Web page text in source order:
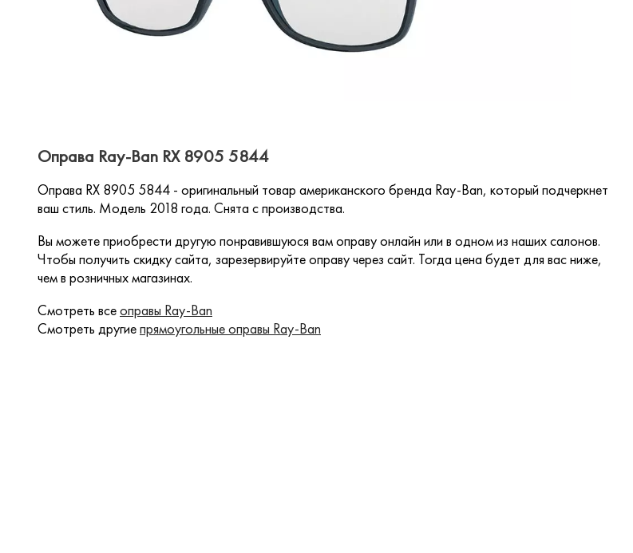
Оправа Ray-Ban RX 8905 5844
Оправа RX 8905 5844 - оригинальный товар американского бренда Ray-Ban, который подчеркнет
ваш стиль. Модель 2018 года. Снята с производства.
Вы можете приобрести другую понравившуюся вам оправу онлайн или в одном из наших салонов.
Чтобы получить скидку сайта, зарезервируйте оправу через сайт. Тогда цена будет для вас ниже,
чем в розничных магазинах.
Смотреть всеоправы Ray-Ban
Смотреть другиепрямоугольные оправы Ray-Ban